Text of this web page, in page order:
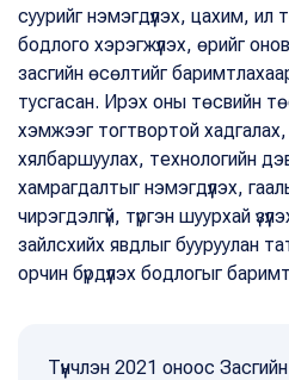
суурийг нэмэгдүүлэх, цахим, ил
бодлого хэрэгжүүлэх, өрийг
засгийн өсөлтийг
тусгасан. Ирэх оны төсвийн
хэмжээг тогтвортой
хялбаршуулах, технологийн
хамрагдалтыг нэмэгдүүлэх,
чирэгдэлгүй, түргэн шуурхай
зайлсхийх явдлыг бууруулан
орчин бүрдүүлэх бодлогыг
Түүнчлэн 2021 оноос